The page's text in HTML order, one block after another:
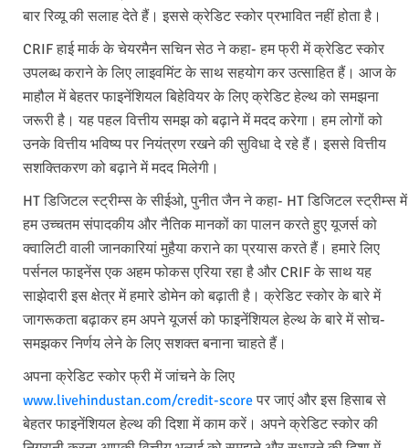
बार रिव्यू की सलाह देते हैं। इससे क्रेडिट स्कोर प्रभावित नहीं होता है।
CRIF हाई मार्क के चेयरमैन सचिन सेठ ने कहा- हम फ्री में क्रेडिट स्कोर
उपलब्ध कराने के लिए लाइवमिंट के साथ सहयोग कर उत्साहित हैं। आज के
माहौल में बेहतर फाइनेंशियल बिहेवियर के लिए क्रेडिट हेल्थ को समझना
जरूरी है। यह पहल वित्तीय समझ को बढ़ाने में मदद करेगा। हम लोगों को
उनके वित्तीय भविष्य पर नियंत्रण रखने की सुविधा दे रहे हैं। इससे वित्तीय
सशक्तिकरण को बढ़ाने में मदद मिलेगी।
HT डिजिटल स्ट्रीम्स के सीईओ, पुनीत जैन ने कहा- HT डिजिटल स्ट्रीम्स में
हम उच्चतम संपादकीय और नैतिक मानकों का पालन करते हुए यूजर्स को
क्वालिटी वाली जानकारियां मुहैया कराने का प्रयास करते हैं। हमारे लिए
पर्सनल फाइनेंस एक अहम फोकस एरिया रहा है और CRIF के साथ यह
साझेदारी इस क्षेत्र में हमारे डोमेन को बढ़ाती है। क्रेडिट स्कोर के बारे में
जागरूकता बढ़ाकर हम अपने यूजर्स को फाइनेंशियल हेल्थ के बारे में सोच-
समझकर निर्णय लेने के लिए सशक्त बनाना चाहते हैं।
अपना क्रेडिट स्कोर फ्री में जांचने के लिए
www.livehindustan.com/credit-scoreपर जाएं और इस हिसाब से
बेहतर फाइनेंशियल हेल्थ की दिशा में काम करें। अपने क्रेडिट स्कोर की